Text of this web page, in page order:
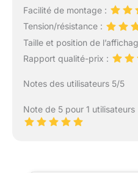
Facilité de montage :
Tension/résistance :
Taille et position de
Rapport qualité-prix :
Notes des utilisateurs 5/5
Note de 5 pour 1 utilisateurs